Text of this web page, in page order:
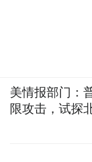
美情报部门：
限攻击，试探